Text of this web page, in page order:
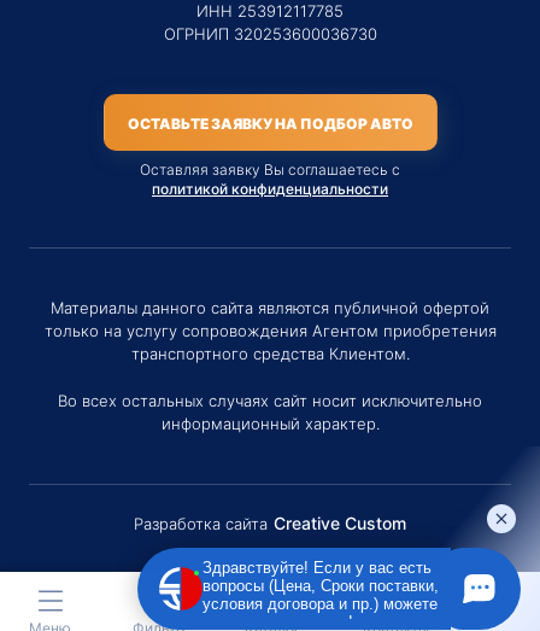
ИНН 253912117785
ОГРНИП 320253600036730
ОСТАВЬТЕ ЗАЯВКУ НА ПОДБОР АВТО
Оставляя заявку Вы соглашаетесь с
политикой конфиденциальности
Материалы данного сайта являются публичной офертой
только на услугу сопровождения Агентом приобретения
транспортного средства Клиентом.
Во всех остальных случаях сайт носит исключительно
информационный характер.
Разработка сайта Creative Custom
Меню Фильтр Каталог Контакты
Здравствуйте! Если у вас есть
вопросы (Цена, Сроки поставки,
условия договора и пр.) можете